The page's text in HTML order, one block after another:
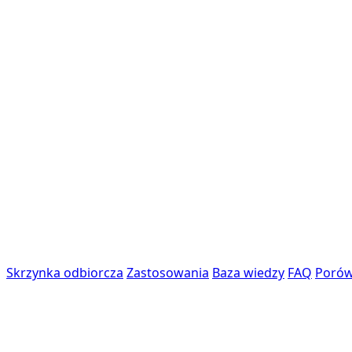
Skrzynka odbiorcza Zastosowania Baza wiedzy FAQ